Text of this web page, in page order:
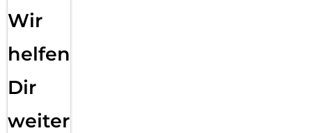
Wir
helfen
Dir
weiter